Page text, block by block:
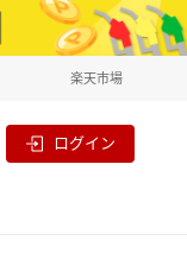
楽天市場
ログイン